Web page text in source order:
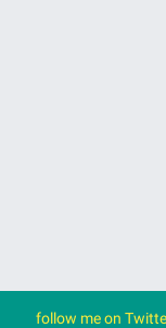
follow me on